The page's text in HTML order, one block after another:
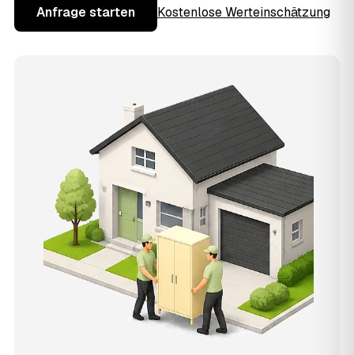
Anfrage starten Kostenlose Werteinschätzung